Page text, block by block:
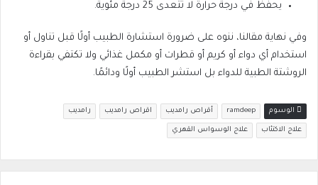
يحفظ في درجة حرارة لا تتعدى 25 درجة مئوية.
وفي نهاية مقالنا، ننوه على ضرورة استشارة الطبيب أولًا قبل تناول أو
استخدام أي دواء أو كريم أو قطرات أو مكمل غذائي ولا تكتفي بقراءة
الروشتة الطبية للدواء بل استشر الطبيب أولًا ودائمًا.
الوسوم ramdeep أقراص رامديب اقراص رامديب رامديب
علاج الاكتئاب علاج الوسواس القهري